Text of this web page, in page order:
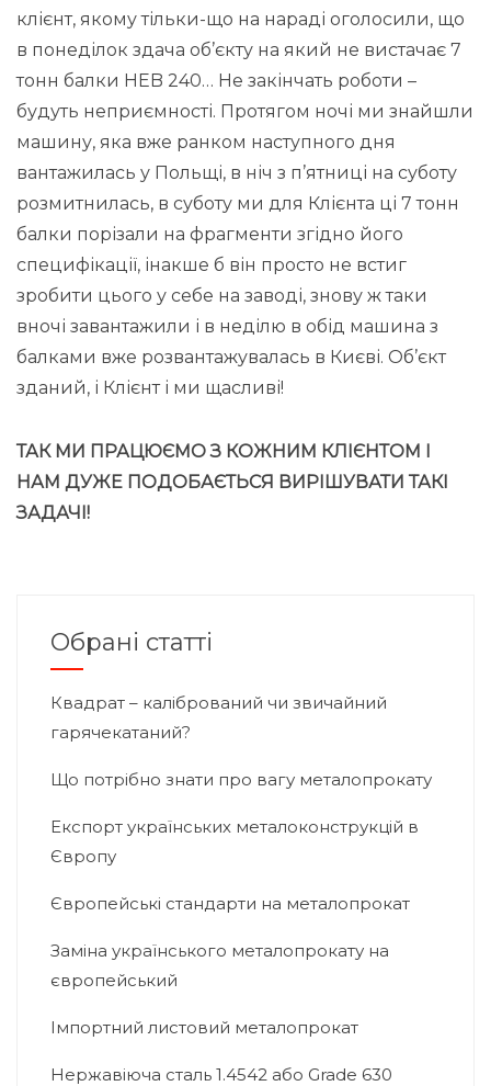
клієнт, якому тільки-що на нараді оголосили, що
в понеділок здача об’єкту на який не вистачає 7
тонн балки HEB 240… Не закінчать роботи –
будуть неприємності. Протягом ночі ми знайшли
машину, яка вже ранком наступного дня
вантажилась у Польщі, в ніч з п’ятниці на суботу
розмитнилась, в суботу ми для Клієнта ці 7 тонн
балки порізали на фрагменти згідно його
специфікації, інакше б він просто не встиг
зробити цього у себе на заводі, знову ж таки
вночі завантажили і в неділю в обід машина з
балками вже розвантажувалась в Києві. Об’єкт
зданий, і Клієнт і ми щасливі!
ТАК МИ ПРАЦЮЄМО З КОЖНИМ КЛІЄНТОМ І
НАМ ДУЖЕ ПОДОБАЄТЬСЯ ВИРІШУВАТИ ТАКІ
ЗАДАЧІ!
Обрані статті
Квадрат – калібрований чи звичайний
гарячекатаний?
Що потрібно знати про вагу металопрокату
Експорт українських металоконструкцій в
Європу
Європейські стандарти на металопрокат
Заміна українського металопрокату на
європейський
Імпортний листовий металопрокат
Нержавіюча сталь 1.4542 або Grade 630